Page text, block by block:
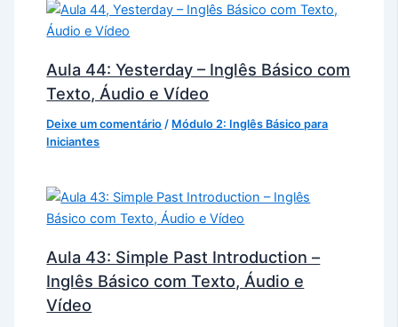
Aula 44: Yesterday – Inglês Básico com
Texto, Áudio e Vídeo
Deixe um comentário / Módulo 2: Inglês Básico para
Iniciantes
Aula 43: Simple Past Introduction –
Inglês Básico com Texto, Áudio e
Vídeo